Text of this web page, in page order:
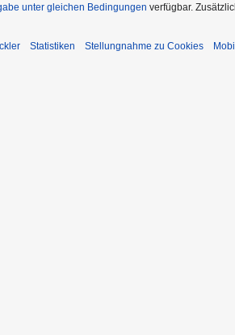
unter gleichen Bedingungen verfügbar.
Statistiken Stellungnahme zu Cookies